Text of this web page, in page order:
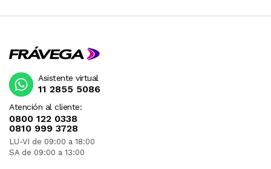
Atención al cliente:
0800 122 0338
0810 999 3728
LU-VI de 09:00 a 18:00
SA de 09:00 a 13:00
Asistente virtual
11 2855 5086